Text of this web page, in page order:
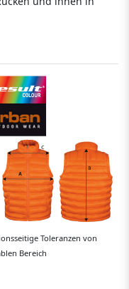
Toleranzen von
Bereich